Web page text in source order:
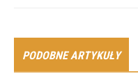
PODOBNE ARTYKUŁY